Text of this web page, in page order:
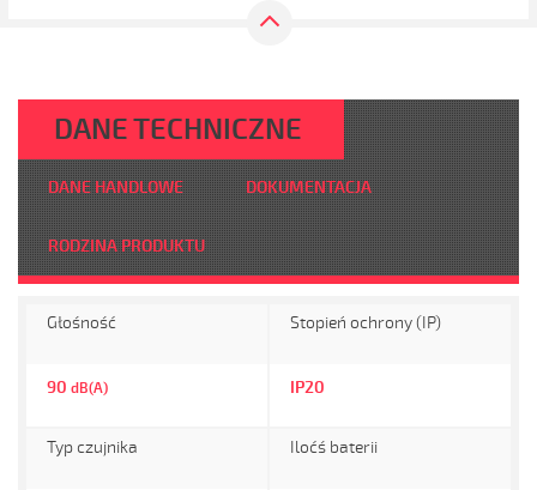
DANE TECHNICZNE
DANE HANDLOWE DOKUMENTACJA
RODZINA PRODUKTU
Głośność
90 dB(A)
Stopień ochrony (IP)
IP20
Typ czujnika Iloćś baterii